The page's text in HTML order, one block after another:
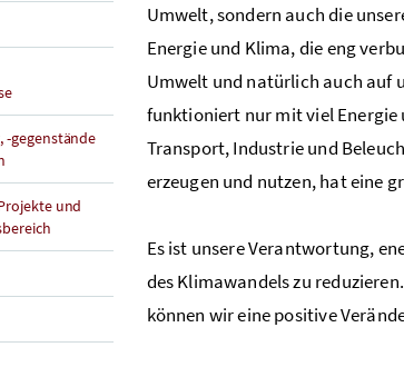
gegenstände
und
Umwelt, sondern auch die
Energie und Klima, die eng
Umwelt und natürlich auch auf
funktioniert nur mit viel Energie
Transport, Industrie und
erzeugen und nutzen, hat eine
Es ist unsere Verantwortung,
des Klimawandels zu
können wir eine positive